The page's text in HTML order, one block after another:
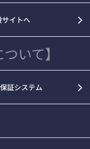
イトへ
いて】
証システム